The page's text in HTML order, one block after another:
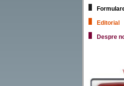
Editorial
Despre